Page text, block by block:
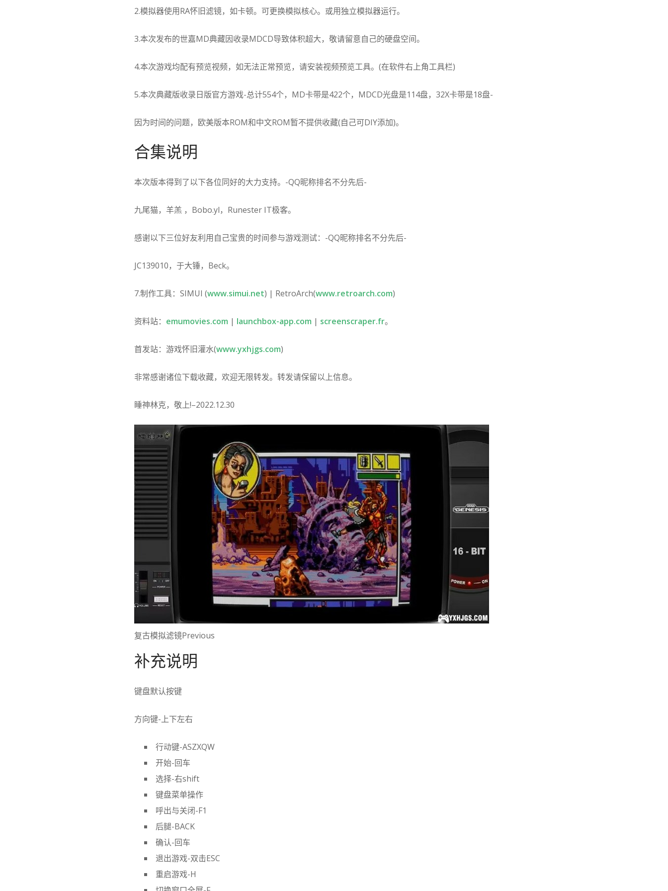
2.模拟器使用RA怀旧滤镜，如卡顿。可更换模拟核心。或用独立模拟器运行。
3.本次发布的世嘉MD典藏因收录MDCD导致体积超大，敬请留意自己的硬盘空间。
4.本次游戏均配有预览视频，如无法正常预览，请安装视频预览工具。(在软件右上角工具栏)
5.本次典藏版收录日版官方游戏-总计554个，MD卡带是422个，MDCD光盘是114盘，32X卡带是18盘-
因为时间的问题，欧美版本ROM和中文ROM暂不提供收藏(自己可DIY添加)。
合集说明
本次版本得到了以下各位同好的大力支持。-QQ昵称排名不分先后-
九尾猫，羊羔 ，Bobo.yl，Runester IT极客。
感谢以下三位好友利用自己宝贵的时间参与游戏测试：-QQ昵称排名不分先后-
JC139010，于大锤，Beck。
7.制作工具：SIMUI (www.simui.net) | RetroArch(www.retroarch.com)
资料站： emumovies.com | launchbox-app.com | screenscraper.fr。
首发站：游戏怀旧灌水(www.yxhjgs.com)
非常感谢诸位下载收藏，欢迎无限转发。转发请保留以上信息。
睡神林克，敬上!–2022.12.30
复古模拟滤镜Previous
补充说明
键盘默认按键
方向键-上下左右
行动键-ASZXQW
开始-回车
选择-右shift
键盘菜单操作
呼出与关闭-F1
后腿-BACK
确认-回车
退出游戏-双击ESC
重启游戏-H